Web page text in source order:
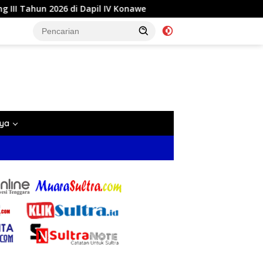
Konawe Reses di Labela, Anggota DPRD Sultra Dr